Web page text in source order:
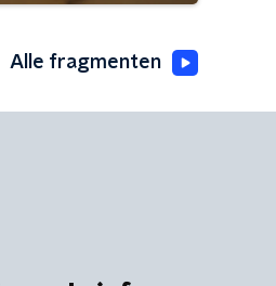
Alle fragmenten